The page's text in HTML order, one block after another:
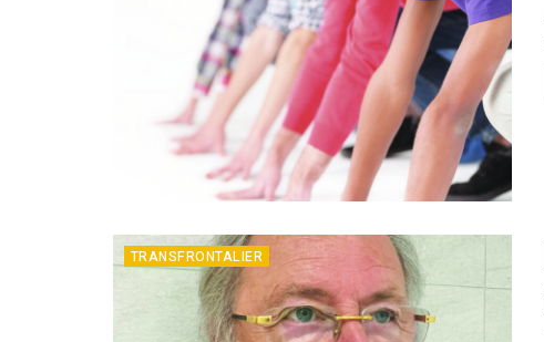
TRANSFRONTALIER